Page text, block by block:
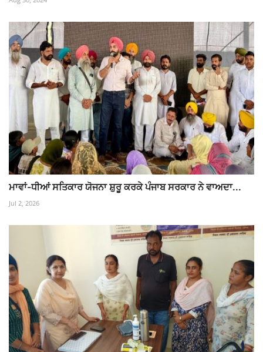
ਮਾਵਾਂ-ਧੀਆਂ ਸਤਿਕਾਰ ਯੋਜਨਾ ਸ਼ੁਰੂ ਕਰਕੇ ਪੰਜਾਬ ਸਰਕਾਰ ਨੇ ਵਾਅਦਾ...
Jul 2, 2026